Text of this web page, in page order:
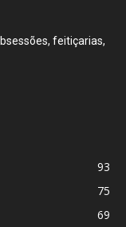
feitiçarias,
93
75
69